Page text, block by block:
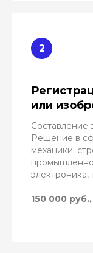
или
Составление
Решение в
механики:
электроника,
150 000